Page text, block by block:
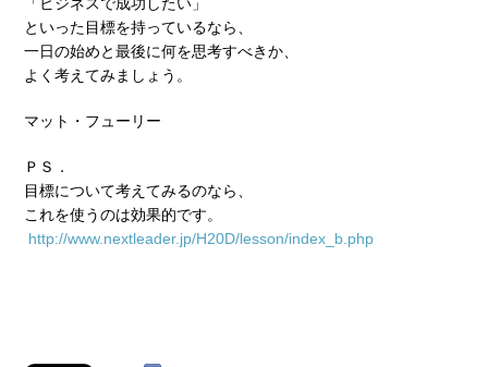
といった目標を持っているなら、
一日の始めと最後に何を思考すべきか、
よく考えてみましょう。
マット・フューリー
ＰＳ．
目標について考えてみるのなら、
これを使うのは効果的です。
http://www.nextleader.jp/H20D/lesson/index_b.php